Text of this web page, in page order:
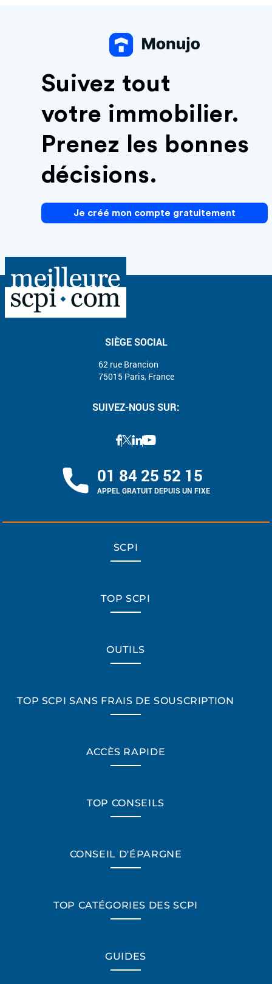
Suivez tout
votre immobilier.
Prenez les bonnes
décisions.
Je créé mon compte gratuitement
SIÈGE SOCIAL
62 rue Brancion
75015 Paris, France
SUIVEZ-NOUS SUR:
01 84 25 52 15
APPEL GRATUIT DEPUIS UN FIXE
SCPI
TOP SCPI
OUTILS
TOP SCPI SANS FRAIS DE SOUSCRIPTION
ACCÈS RAPIDE
TOP CONSEILS
CONSEIL D'ÉPARGNE
TOP CATÉGORIES DES SCPI
GUIDES